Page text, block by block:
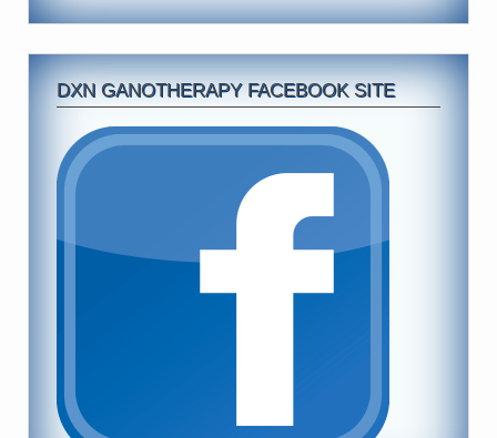
DXN GANOTHERAPY FACEBOOK SITE